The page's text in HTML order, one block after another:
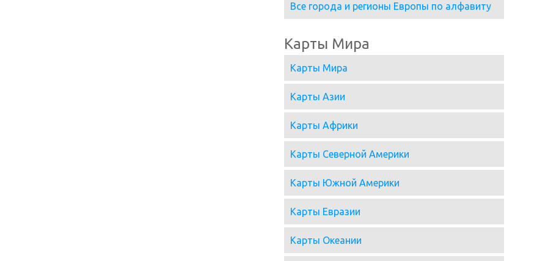
Все города и регионы Европы по алфавиту
Карты Мира
Карты Мира
Карты Азии
Карты Африки
Карты Северной Америки
Карты Южной Америки
Карты Евразии
Карты Океании